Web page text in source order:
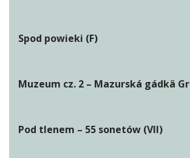
Spod powieki (F)
Muzeum cz. 2 – Mazurská gádkä
Pod tlenem – 55 sonetów (VII)